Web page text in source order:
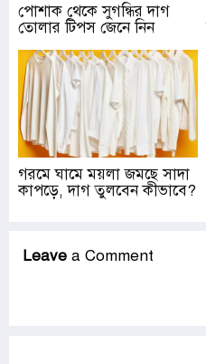
পোশাক থেকে সুগন্ধির দাগ
তোলার টিপস জেনে নিন
গরমে ঘামে ময়লা জমছে সাদা
কাপড়ে, দাগ তুলবেন কীভাবে?
Leave a Comment